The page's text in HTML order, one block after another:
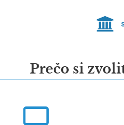
Prečo si